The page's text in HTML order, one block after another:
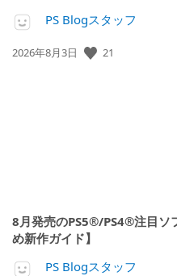
PS Blogスタッフ
公
2026年8月3日 21
8月発売のPS5®/PS4®注目ソ
め新作ガイド】
PS Blogスタッフ